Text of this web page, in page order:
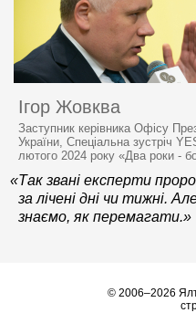
Ігор Жовква
Заступник керівника Офісу
України, Спеціальна зустріч
лютого 2024 року «Два роки -
«Так звані експерти
за лічені дні чи тижні.
знаємо, як перемагати.»
© 2006–2026